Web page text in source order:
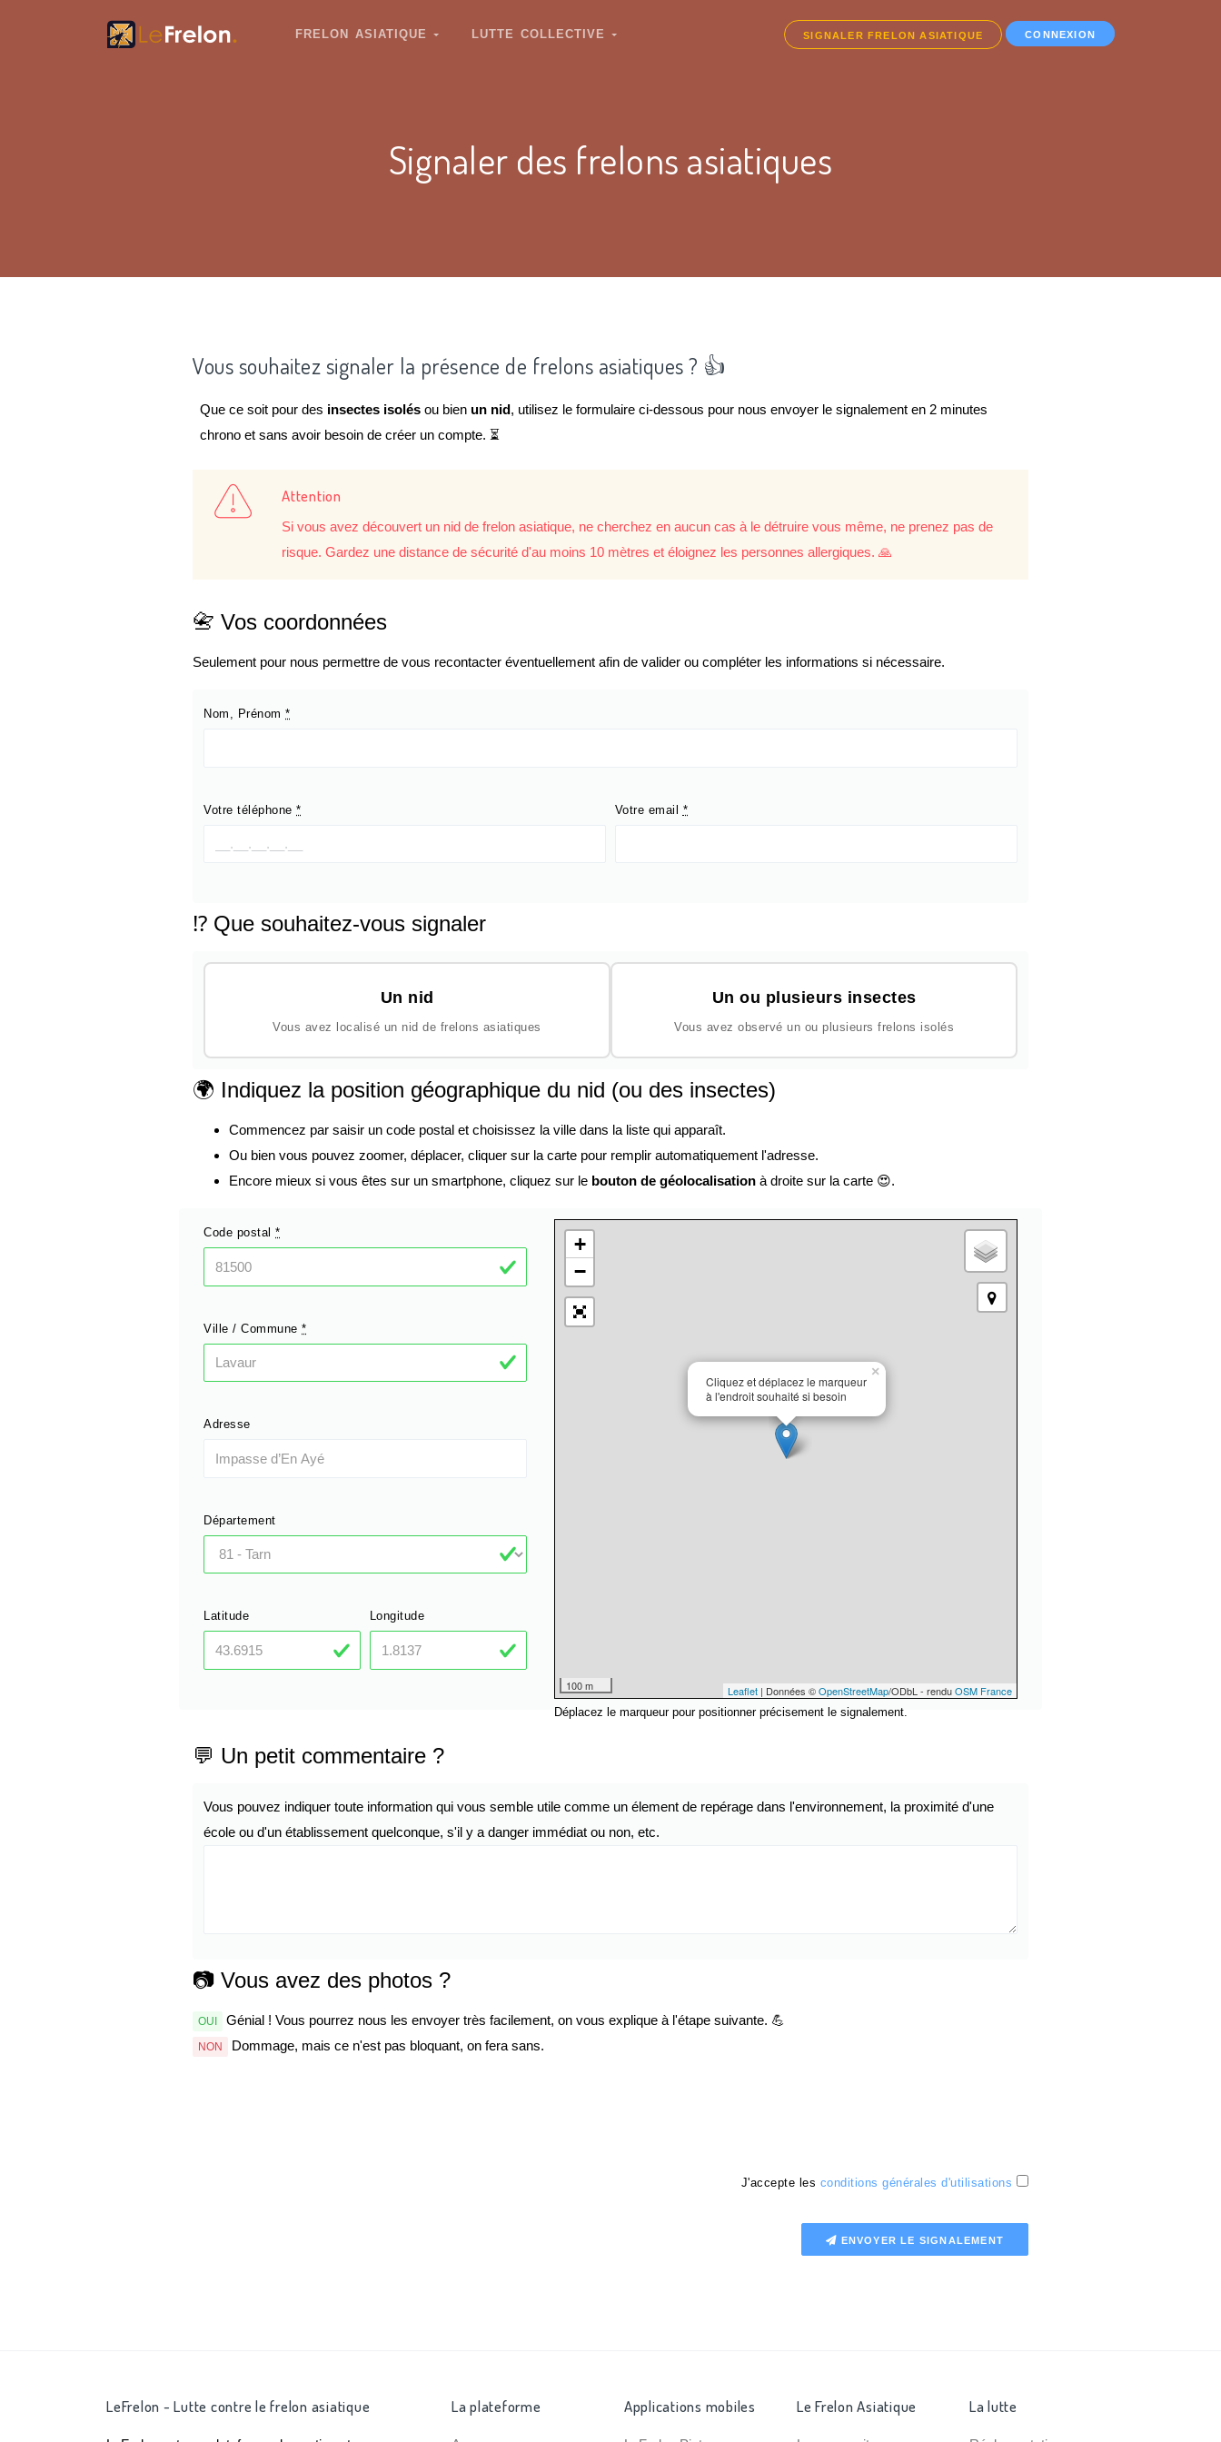
FRELON ASIATIQUE LUTTE COLLECTIVE SIGNALER FRELON ASIATIQUE CONNEXION
Signaler des frelons asiatiques
Vous souhaitez signaler la présence de frelons asiatiques ? 👍
Que ce soit pour des insectes isolés ou bien un nid, utilisez le formulaire ci-dessous pour nous envoyer le signalement en 2 minutes
chrono et sans avoir besoin de créer un compte. ⏳
Attention
Si vous avez découvert un nid de frelon asiatique, ne cherchez en aucun cas à le détruire vous même, ne prenez pas de
risque. Gardez une distance de sécurité d'au moins 10 mètres et éloignez les personnes allergiques. 🙏
📇 Vos coordonnées
Seulement pour nous permettre de vous recontacter éventuellement afin de valider ou compléter les informations si nécessaire.
Nom, Prénom *
Votre téléphone * Votre email *
⁉️ Que souhaitez-vous signaler
Un nid
Vous avez localisé un nid de frelons asiatiques
Un ou plusieurs insectes
Vous avez observé un ou plusieurs frelons isolés
🌍 Indiquez la position géographique du nid (ou des insectes)
Commencez par saisir un code postal et choisissez la ville dans la liste qui apparaît.
Ou bien vous pouvez zoomer, déplacer, cliquer sur la carte pour remplir automatiquement l'adresse.
Encore mieux si vous êtes sur un smartphone, cliquez sur le bouton de géolocalisation à droite sur la carte 😍.
Code postal *
Ville / Commune *
Adresse
Département
Latitude Longitude
Cliquez et déplacez le marqueur
à l'endroit souhaité si besoin
×
+
−
100 m Leaflet| Données ©OpenStreetMap/ODbL - renduOSM France
Déplacez le marqueur pour positionner précisement le signalement.
💬 Un petit commentaire ?
Vous pouvez indiquer toute information qui vous semble utile comme un élement de repérage dans l'environnement, la proximité d'une
école ou d'un établissement quelconque, s'il y a danger immédiat ou non, etc.
📷 Vous avez des photos ?
OUI Génial ! Vous pourrez nous les envoyer très facilement, on vous explique à l'étape suivante. 💪
NON Dommage, mais ce n'est pas bloquant, on fera sans.
J'accepte les conditions générales d'utilisations
ENVOYER LE SIGNALEMENT
La plateforme Applications mobiles Le Frelon Asiatique La lutte
LeFrelon - Lutte contre le frelon asiatique